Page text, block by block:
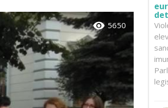
visibility 5650